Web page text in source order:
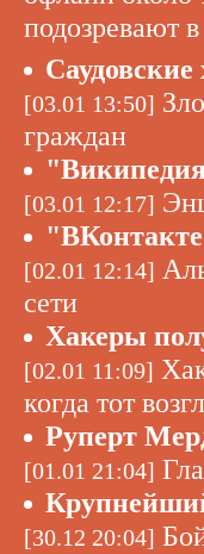
подозревают
[03.01 13:50]
граждан
[03.01 12:17]
[02.01 12:14]
сети
Хакеры
[02.01 11:09]
когда тот
Руперт
[01.01 21:04]
[30.12 20:04]